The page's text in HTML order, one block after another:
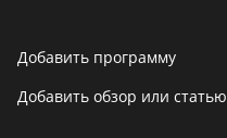
Добавить программу
Добавить обзор или статью